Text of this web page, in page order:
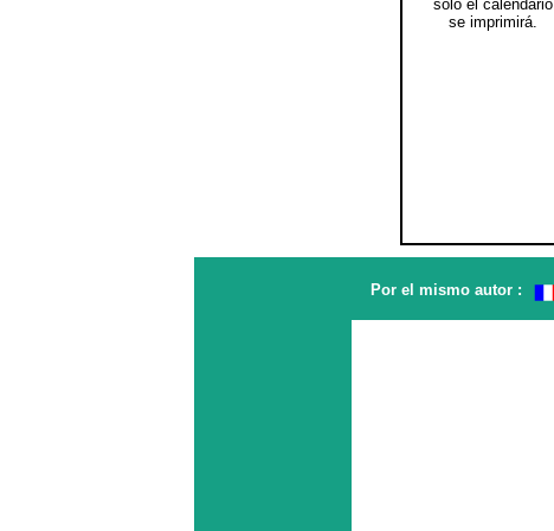
sólo el calendario
se imprimirá.
Por el mismo autor :